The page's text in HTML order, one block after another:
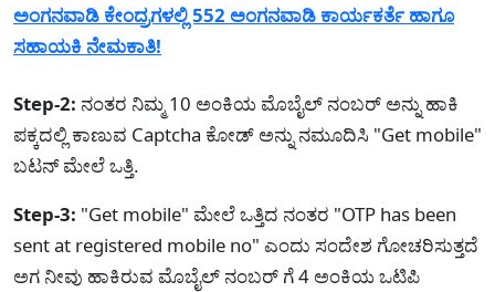
ಅಂಗನವಾಡಿ ಕೇಂದ್ರಗಳಲ್ಲಿ 552 ಅಂಗನವಾಡಿ ಕಾರ್ಯಕರ್ತೆ ಹಾಗೂ
ಸಹಾಯಕಿ ನೇಮಕಾತಿ!
Step-2: ನಂತರ ನಿಮ್ಮ 10 ಅಂಕಿಯ ಮೊಬೈಲ್ ನಂಬರ್ ಅನ್ನು ಹಾಕಿ
ಪಕ್ಕದಲ್ಲಿ ಕಾಣುವ Captcha ಕೋಡ್ ಅನ್ನು ನಮೂದಿಸಿ "Get mobile"
ಬಟನ್ ಮೇಲೆ ಒತ್ತಿ.
Step-3: "Get mobile" ಮೇಲೆ ಒತ್ತಿದ ನಂತರ "OTP has been
sent at registered mobile no" ಎಂದು ಸಂದೇಶ ಗೋಚರಿಸುತ್ತದೆ
ಅಗ ನೀವು ಹಾಕಿರುವ ಮೊಬೈಲ್ ನಂಬರ್ ಗೆ 4 ಅಂಕಿಯ ಒಟಿಪಿ